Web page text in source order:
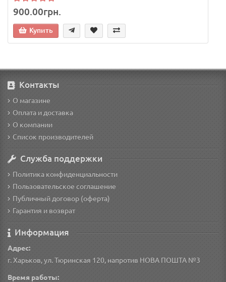
900.00грн.
Купить
Контакты
О магазине
Оплата и доставка
О компании
Список производителей
Служба поддержки
Политика конфиденциальности
Пользовательское соглашение
Публичный договор (оферта)
Гарантия и возврат
Информация
Адрес:
г. Харьков, ул. Тюринская 120, напротив НОВА ПОШТА №3
Время работы: